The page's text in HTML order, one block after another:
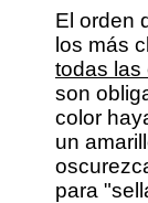
El orden
los más
todas las
son
color
un
para